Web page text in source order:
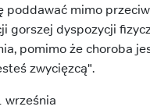
poddawać mimo
gorszej dyspozycji
pomimo że choroba
zwycięzcą".
września